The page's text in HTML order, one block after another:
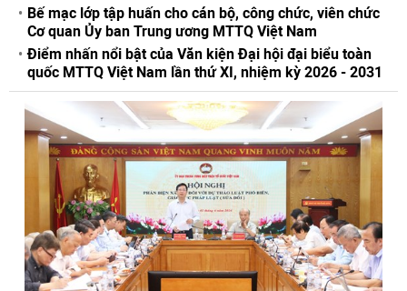
Bế mạc lớp tập huấn cho cán bộ, công chức, viên chức
Cơ quan Ủy ban Trung ương MTTQ Việt Nam
Điểm nhấn nổi bật của Văn kiện Đại hội đại biểu toàn
quốc MTTQ Việt Nam lần thứ XI, nhiệm kỳ 2026 - 2031